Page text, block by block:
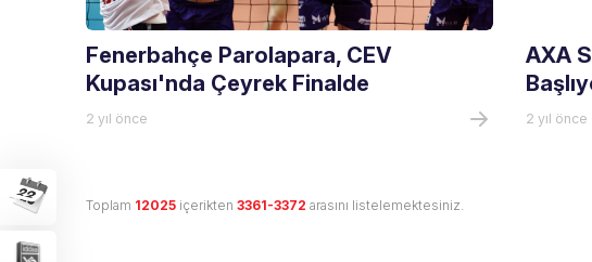
Fenerbahçe Parolapara, CEV
Kupası'nda Çeyrek Finalde
2 yıl önce
AXA
2 yıl önce
Toplam 12025 içerikten3361-3372 arasını listelemektesiniz.